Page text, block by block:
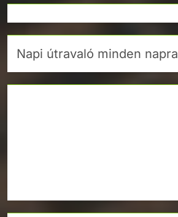
Napi útravaló minden napra